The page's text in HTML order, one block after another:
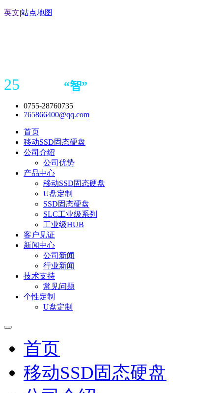
英文|站点地图
25 “智”
0755-28760735
765866400@qq.com
首页
移动SSD固态硬盘
公司介绍
公司优势
产品中心
移动SSD固态硬盘
U盘定制
SSD固态硬盘
SLC工业级系列
工业级HUB
客户见证
新闻中心
公司新闻
行业新闻
技术支持
常见问题
个性定制
U盘定制
首页
移动SSD固态硬盘